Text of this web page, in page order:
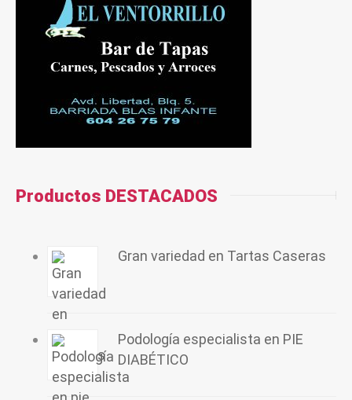
Productos DESTACADOS
Gran variedad en Tartas Caseras
Podología especialista en PIE
DIABÉTICO